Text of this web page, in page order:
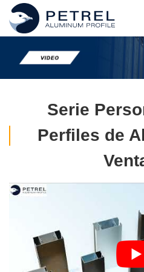
Skip
content
Serie
Perfiles de